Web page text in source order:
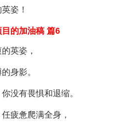
姿！
的加油稿 篇6
英姿，
身影。
没有畏惧和退缩。
疲惫爬满全身，